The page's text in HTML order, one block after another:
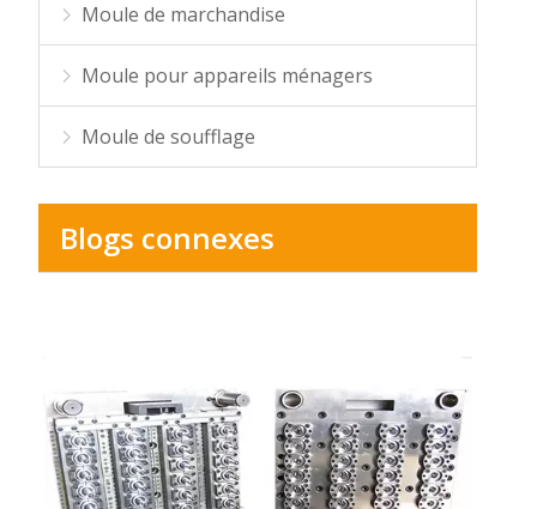
Moule de marchandise
Moule pour appareils ménagers
Moule de soufflage
Blogs connexes